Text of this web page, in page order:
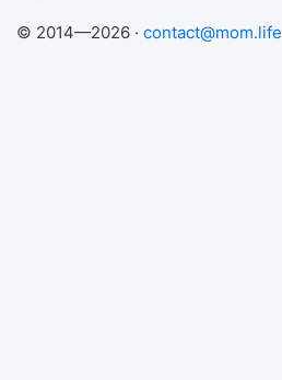
© 2014—2026 · contact@mom.life